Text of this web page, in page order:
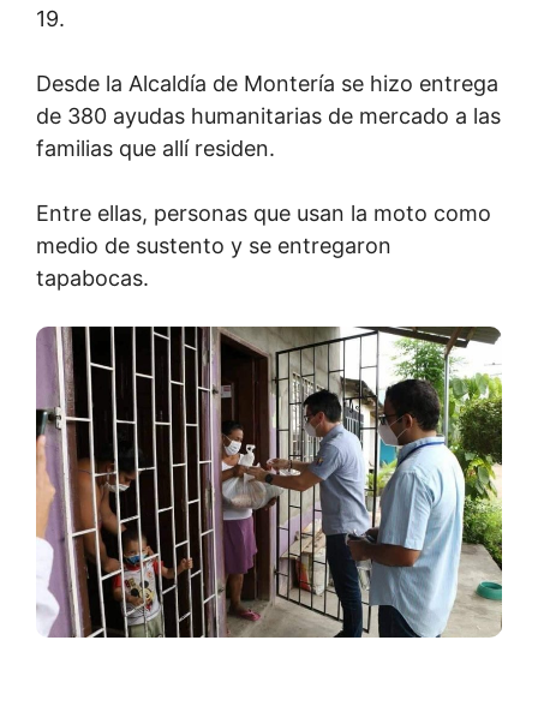
19.
Desde la Alcaldía de Montería se hizo entrega
de 380 ayudas humanitarias de mercado a las
familias que allí residen.
Entre ellas, personas que usan la moto como
medio de sustento y se entregaron
tapabocas.